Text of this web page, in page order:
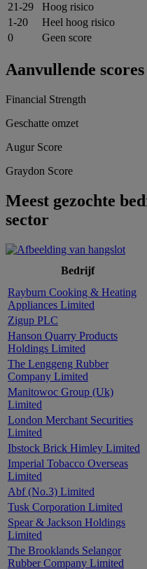
21-29
Hoog risico
1-20
Heel hoog risico
0
Geen score
Aanvullende
Financial Strength
Geschatte omzet
Augur Score
Graydon Score
Meest gezochte
sector
Bedrijf
Rayburn Cooking & Heating
Appliances Limited
Zigup PLC
Hanson Quarry Products
Holdings Limited
The Lenggeng Rubber
Company Limited
Manitowoc Group (Uk)
Limited
London Merchant Securities
Limited
Ibstock Brick Himley Limited
Imperial Tobacco Overseas
Limited
Abf (No.3) Limited
Tusk Corporation Limited
Spear & Jackson Holdings
Limited
The Brooklands Selangor
Rubber Company Limited